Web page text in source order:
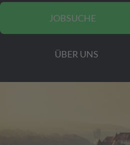
JOBSUCHE
ÜBER UNS